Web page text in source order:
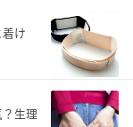
け
生理